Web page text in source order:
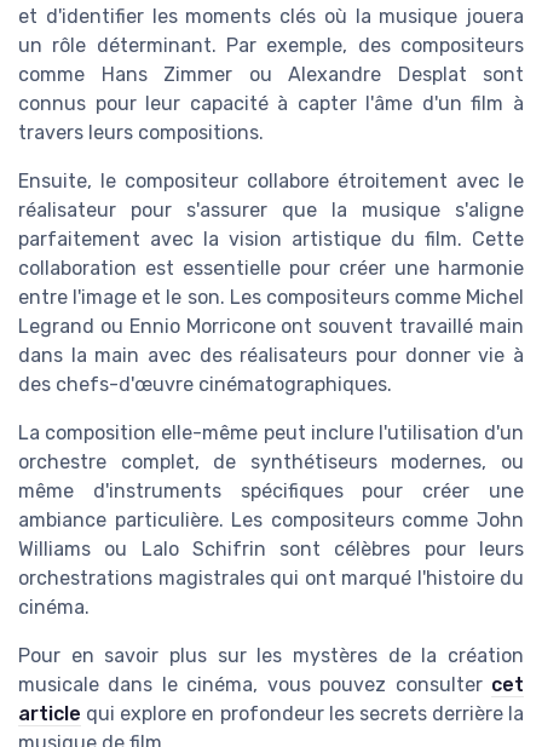
et d'identifier les moments clés où la musique jouera
un rôle déterminant. Par exemple, des compositeurs
comme Hans Zimmer ou Alexandre Desplat sont
connus pour leur capacité à capter l'âme d'un film à
travers leurs compositions.
Ensuite, le compositeur collabore étroitement avec le
réalisateur pour s'assurer que la musique s'aligne
parfaitement avec la vision artistique du film. Cette
collaboration est essentielle pour créer une harmonie
entre l'image et le son. Les compositeurs comme Michel
Legrand ou Ennio Morricone ont souvent travaillé main
dans la main avec des réalisateurs pour donner vie à
des chefs-d'œuvre cinématographiques.
La composition elle-même peut inclure l'utilisation d'un
orchestre complet, de synthétiseurs modernes, ou
même d'instruments spécifiques pour créer une
ambiance particulière. Les compositeurs comme John
Williams ou Lalo Schifrin sont célèbres pour leurs
orchestrations magistrales qui ont marqué l'histoire du
cinéma.
Pour en savoir plus sur les mystères de la création
musicale dans le cinéma, vous pouvez consulter cet
article qui explore en profondeur les secrets derrière la